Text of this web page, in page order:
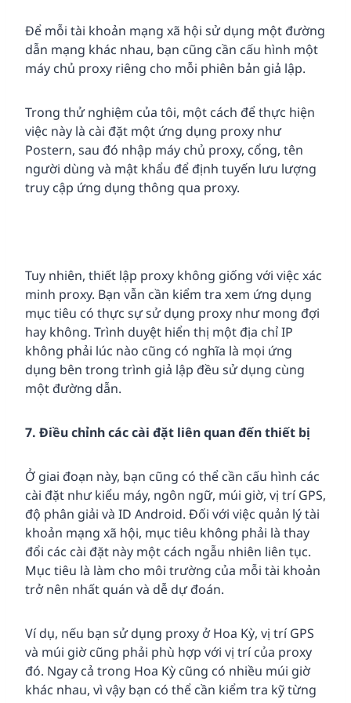
Để mỗi tài khoản mạng xã hội sử dụng một đường
dẫn mạng khác nhau, bạn cũng cần cấu hình một
máy chủ proxy riêng cho mỗi phiên bản giả lập.
Trong thử nghiệm của tôi, một cách để thực hiện
việc này là cài đặt một ứng dụng proxy như
Postern, sau đó nhập máy chủ proxy, cổng, tên
người dùng và mật khẩu để định tuyến lưu lượng
truy cập ứng dụng thông qua proxy.
Tuy nhiên, thiết lập proxy không giống với việc xác
minh proxy. Bạn vẫn cần kiểm tra xem ứng dụng
mục tiêu có thực sự sử dụng proxy như mong đợi
hay không. Trình duyệt hiển thị một địa chỉ IP
không phải lúc nào cũng có nghĩa là mọi ứng
dụng bên trong trình giả lập đều sử dụng cùng
một đường dẫn.
7. Điều chỉnh các cài đặt liên quan đến thiết bị
Ở giai đoạn này, bạn cũng có thể cần cấu hình các
cài đặt như kiểu máy, ngôn ngữ, múi giờ, vị trí GPS,
độ phân giải và ID Android. Đối với việc quản lý tài
khoản mạng xã hội, mục tiêu không phải là thay
đổi các cài đặt này một cách ngẫu nhiên liên tục.
Mục tiêu là làm cho môi trường của mỗi tài khoản
trở nên nhất quán và dễ dự đoán.
Ví dụ, nếu bạn sử dụng proxy ở Hoa Kỳ, vị trí GPS
và múi giờ cũng phải phù hợp với vị trí của proxy
đó. Ngay cả trong Hoa Kỳ cũng có nhiều múi giờ
khác nhau, vì vậy bạn có thể cần kiểm tra kỹ từng